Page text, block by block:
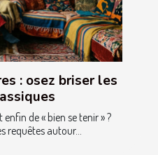
: osez briser les
de « bien se tenir » ?
requêtes autour...